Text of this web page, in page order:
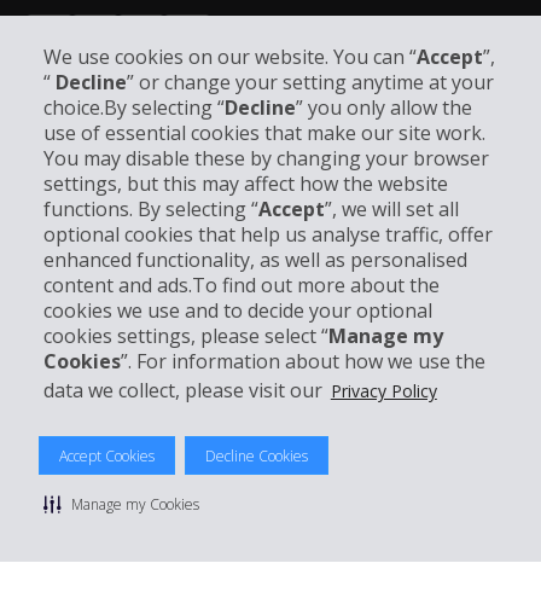
We use cookies on our website. You can “Accept”,
“ Decline” or change your setting anytime at your
choice.By selecting “Decline” you only allow the
use of essential cookies that make our site work.
You may disable these by changing your browser
settings, but this may affect how the website
functions. By selecting “Accept”, we will set all
optional cookies that help us analyse traffic, offer
enhanced functionality, as well as personalised
content and ads.To find out more about the
cookies we use and to decide your optional
cookies settings, please select “Manage my
Cookies”. For information about how we use the
data we collect, please visit our Privacy Policy
Accept Cookies Decline Cookies
Manage my Cookies
Unternehmensinformation
Partner
Kundenservice
Mieten bei Hertz
© 2026 The Hertz System, Inc.
Datenschutzrichtlinie
Sitemap Cookies verwalten